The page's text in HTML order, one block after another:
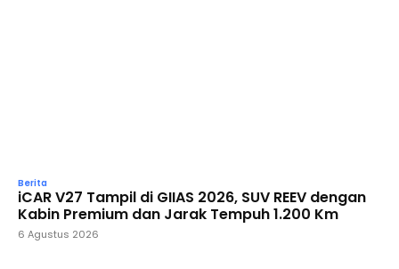
Berita
iCAR V27 Tampil di GIIAS 2026, SUV REEV dengan
Kabin Premium dan Jarak Tempuh 1.200 Km
6 Agustus 2026